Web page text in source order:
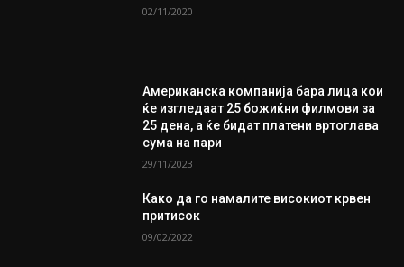
02/11/2020
Американска компанија бара лица кои
ќе изгледаат 25 божиќни филмови за
25 дена, а ќе бидат платени вртоглава
сума на пари
29/11/2023
Како да го намалите високиот крвен
притисок
09/02/2022